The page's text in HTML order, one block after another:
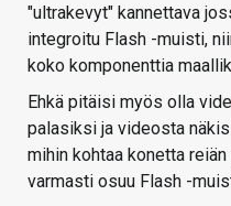
"ultrakevyt" kannettava
integroitu Flash -muisti,
koko komponenttia
Ehkä pitäisi myös olla
palasiksi ja videosta
mihin kohtaa konetta
varmasti osuu Flash -